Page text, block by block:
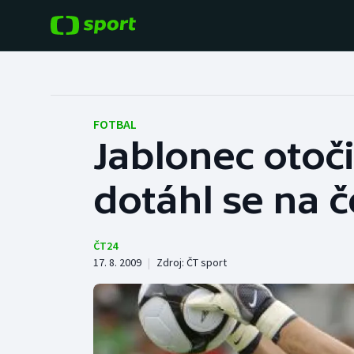
Hokej
Tenis
Cyklistika
Baseball a softbal
Basketbal
Boby a skeleton
Box
FOTBAL
Jablonec
dotáhl se na
ČT24
17. 8. 2009 | Zdroj: ČT sport